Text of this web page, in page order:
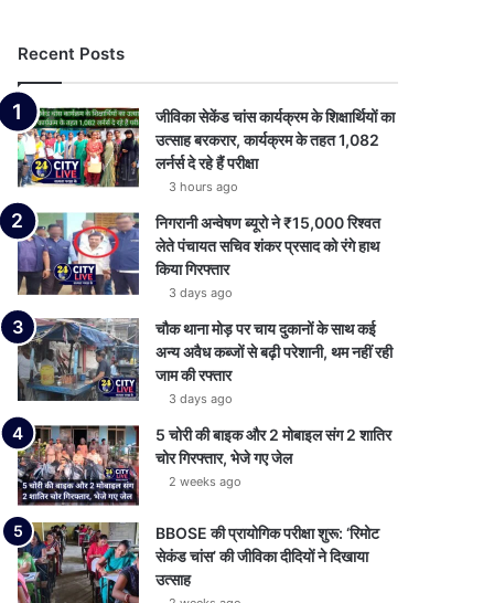
Recent Posts
जीविका सेकेंड चांस कार्यक्रम के शिक्षार्थियों का
उत्साह बरकरार, कार्यक्रम के तहत 1,082
लर्नर्स दे रहे हैं परीक्षा
3 hours ago
निगरानी अन्वेषण ब्यूरो ने ₹15,000 रिश्वत
लेते पंचायत सचिव शंकर प्रसाद को रंगे हाथ
किया गिरफ्तार
3 days ago
चौक थाना मोड़ पर चाय दुकानों के साथ कई
अन्य अवैध कब्जों से बढ़ी परेशानी, थम नहीं रही
जाम की रफ्तार
3 days ago
5 चोरी की बाइक और 2 मोबाइल संग 2 शातिर
चोर गिरफ्तार, भेजे गए जेल
2 weeks ago
BBOSE की प्रायोगिक परीक्षा शुरू: ‘रिमोट
सेकंड चांस’ की जीविका दीदियों ने दिखाया
उत्साह